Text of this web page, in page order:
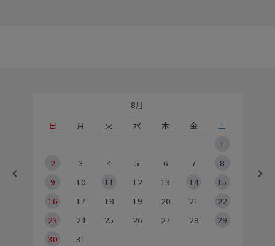
8月
日
月 火 水 木 金
土
1
2
3 4 5 6 7
8
9
10 11 12 13 14
15
16
17 18 19 20 21
22
23
24 25 26 27 28
29
30
31